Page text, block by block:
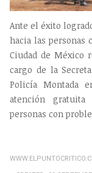
Ante el éxito
hacia las personas
Ciudad de México
cargo de la
Policía Montada
atención
personas con